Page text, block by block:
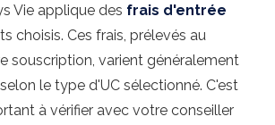
Vie applique des frais d'entrée
choisis. Ces frais, prélevés au
souscription, varient généralement
le type d'UC sélectionné. C'est
à vérifier avec votre conseiller